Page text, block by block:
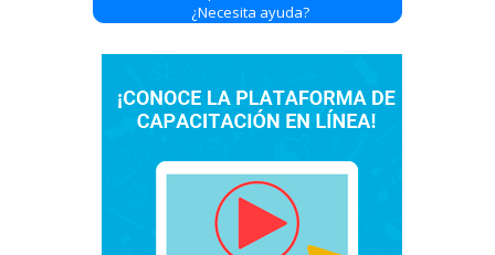
¿Necesita ayuda?